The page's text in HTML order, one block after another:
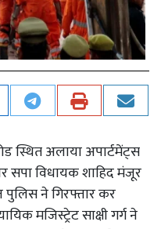
स्थित अलाया अपार्टमेंट्स
सपा विधायक शाहिद मंजूर
ने गिरफ्तार कर
मजिस्ट्रेट साक्षी गर्ग ने